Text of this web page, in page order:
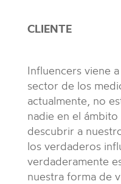
CLIENTE
Influencers viene
sector de los
actualmente, no
nadie en el
descubrir a
los verdaderos
verdaderamente
nuestra forma de